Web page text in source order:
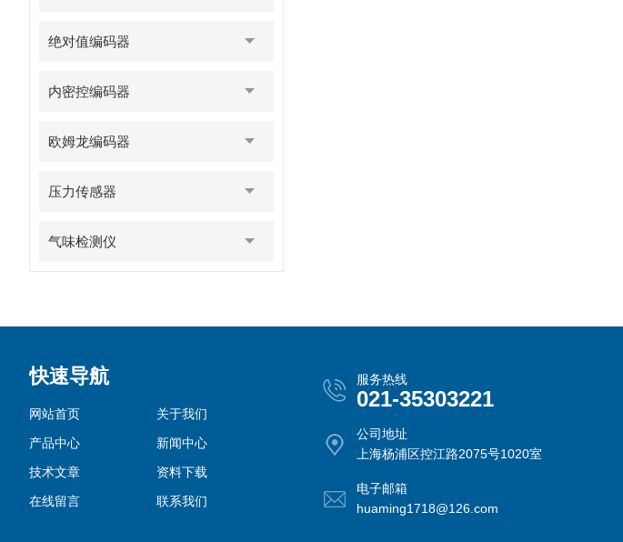
绝对值编码器
内密控编码器
欧姆龙编码器
压力传感器
气味检测仪
快速导航
网站首页
关于我们
产品中心
新闻中心
技术文章
资料下载
在线留言
联系我们
服务热线
021-35303221
公司地址
上海杨浦区控江路2075号1020室
电子邮箱
huaming1718@126.com